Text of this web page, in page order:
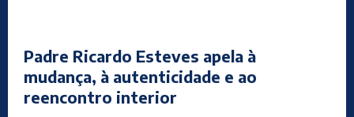
Padre Ricardo Esteves apela à
mudança, à autenticidade e ao
reencontro interior